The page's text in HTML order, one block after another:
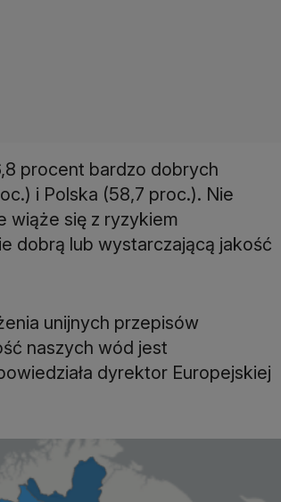
procent bardzo dobrych
i Polska (58,7 proc.). Nie
wiąże się z ryzykiem
dobrą lub wystarczającą jakość
unijnych przepisów
naszych wód jest
dyrektor Europejskiej